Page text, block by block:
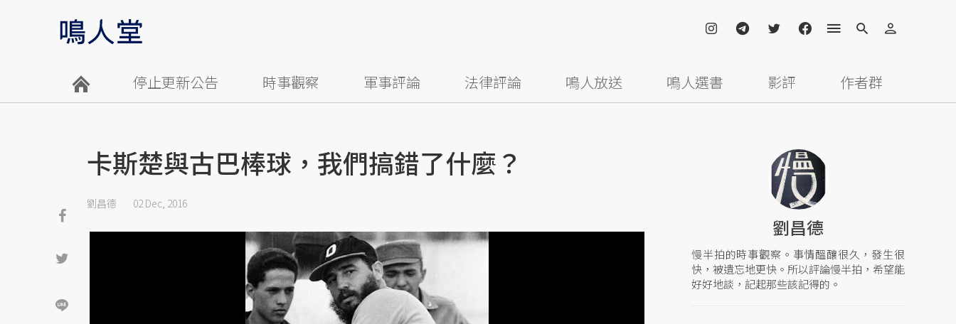
停止更新公告 時事觀察 軍事評論 法律評論 鳴人放送 鳴人選書 影評 作者群
卡斯楚與古巴棒球，我們搞錯了什麼？
劉昌德 02 Dec, 2016
劉昌德
慢半拍的時事觀察。事情醞釀很久，發生很
快，被遺忘地更快。所以評論慢半拍，希望能
好好地談，記起那些該記得的。